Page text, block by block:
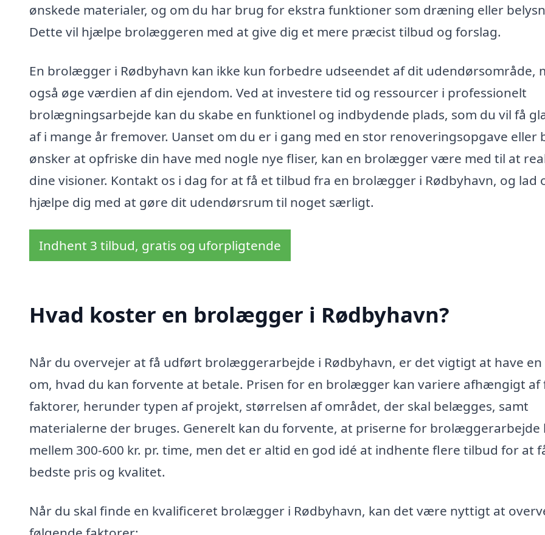
ønskede materialer, og om du har brug for ekstra funktioner som dræning eller
Dette vil hjælpe brolæggeren med at give dig et mere præcist tilbud og forslag.
En brolægger i Rødbyhavn kan ikke kun forbedre udseendet af dit udendørsområde,
også øge værdien af din ejendom. Ved at investere tid og ressourcer i professionelt
brolægningsarbejde kan du skabe en funktionel og indbydende plads, som du vil få
af i mange år fremover. Uanset om du er i gang med en stor renoveringsopgave eller
ønsker at opfriske din have med nogle nye fliser, kan en brolægger være med til at
dine visioner. Kontakt os i dag for at få et tilbud fra en brolægger i Rødbyhavn, og lad
hjælpe dig med at gøre dit udendørsrum til noget særligt.
Indhent 3 tilbud, gratis og uforpligtende
Hvad koster en brolægger i Rødbyhavn?
Når du overvejer at få udført brolæggerarbejde i Rødbyhavn, er det vigtigt at have en
om, hvad du kan forvente at betale. Prisen for en brolægger kan variere afhængigt af
faktorer, herunder typen af projekt, størrelsen af området, der skal belægges, samt
materialerne der bruges. Generelt kan du forvente, at priserne for brolæggerarbejde
mellem 300-600 kr. pr. time, men det er altid en god idé at indhente flere tilbud for at
bedste pris og kvalitet.
Når du skal finde en kvalificeret brolægger i Rødbyhavn, kan det være nyttigt at